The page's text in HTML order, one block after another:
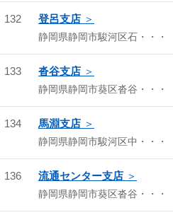
132 登呂支店
静岡県静岡市駿河区石・・・
133 沓谷支店
静岡県静岡市葵区沓谷・・・
134 馬淵支店
静岡県静岡市駿河区中・・・
136 流通センター支店
静岡県静岡市葵区沓谷・・・